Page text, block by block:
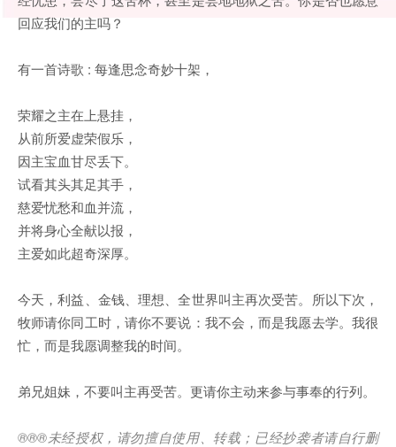
回应我们的主吗？
有一首诗歌 : 每逢思念奇妙十架，
荣耀之主在上悬挂，
从前所爱虚荣假乐，
因主宝血甘尽丢下。
试看其头其足其手，
慈爱忧愁和血并流，
并将身心全献以报，
主爱如此超奇深厚。
今天，利益、金钱、理想、全世界叫主再次受苦。所以下次，
牧师请你同工时，请你不要说：我不会，而是我愿去学。我很
忙，而是我愿调整我的时间。
弟兄姐妹，不要叫主再受苦。更请你主动来参与事奉的行列。
®®®未经授权，请勿擅自使用、转载；已经抄袭者请自行删